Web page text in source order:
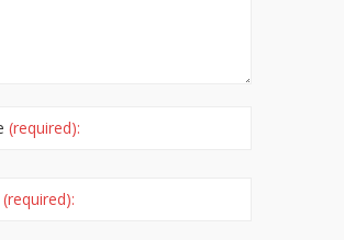
(required):
(required):